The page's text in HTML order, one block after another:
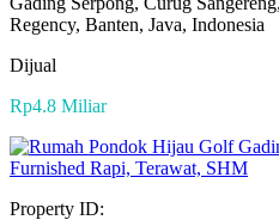
Regency, Banten, Java, Indonesia
Dijual
Rp4.8 Miliar
Property ID: